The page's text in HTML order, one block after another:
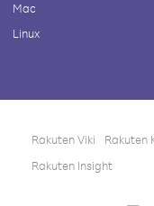
Mac
Linux
Rakuten Viki Rakuten
Rakuten Insight